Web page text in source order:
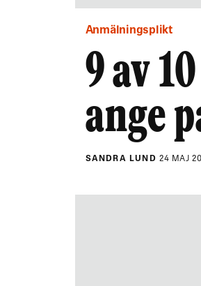
Anmälningsplikt
9 av
ange
SANDRA LUND 24 MAJ